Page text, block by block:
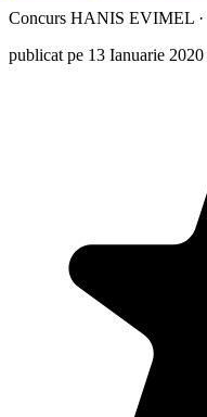
Concurs HANIS EVIMEL ·
publicat pe 13 Ianuarie 2020